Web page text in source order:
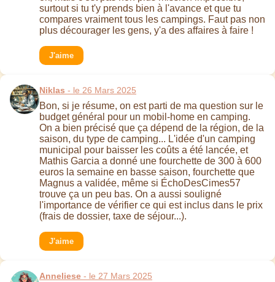
surtout si tu t'y prends bien à l'avance et que tu
compares vraiment tous les campings. Faut pas non
plus décourager les gens, y'a des affaires à faire !
J'aime
Niklas - le 26 Mars 2025
Bon, si je résume, on est parti de ma question sur le
budget général pour un mobil-home en camping.
On a bien précisé que ça dépend de la région, de la
saison, du type de camping... L'idée d'un camping
municipal pour baisser les coûts a été lancée, et
Mathis Garcia a donné une fourchette de 300 à 600
euros la semaine en basse saison, fourchette que
Magnus a validée, même si ÉchoDesCimes57
trouve ça un peu bas. On a aussi souligné
l'importance de vérifier ce qui est inclus dans le prix
(frais de dossier, taxe de séjour...).
J'aime
Anneliese - le 27 Mars 2025